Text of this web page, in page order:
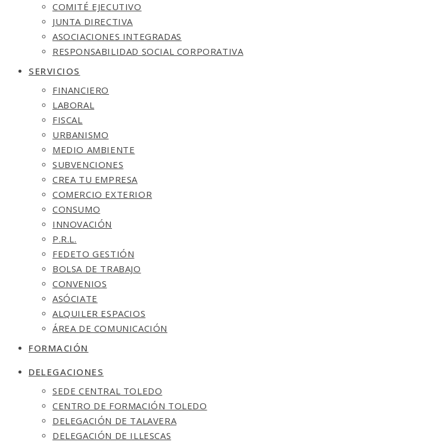
COMITÉ EJECUTIVO
JUNTA DIRECTIVA
ASOCIACIONES INTEGRADAS
RESPONSABILIDAD SOCIAL CORPORATIVA
SERVICIOS
FINANCIERO
LABORAL
FISCAL
URBANISMO
MEDIO AMBIENTE
SUBVENCIONES
CREA TU EMPRESA
COMERCIO EXTERIOR
CONSUMO
INNOVACIÓN
P.R.L.
FEDETO GESTIÓN
BOLSA DE TRABAJO
CONVENIOS
ASÓCIATE
ALQUILER ESPACIOS
ÁREA DE COMUNICACIÓN
FORMACIÓN
DELEGACIONES
SEDE CENTRAL TOLEDO
CENTRO DE FORMACIÓN TOLEDO
DELEGACIÓN DE TALAVERA
DELEGACIÓN DE ILLESCAS